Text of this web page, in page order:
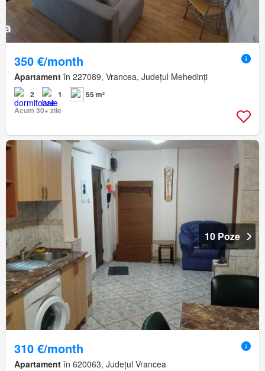
350 €/month
Apartament în 227089, Vrancea, Județul Mehedinți
2 1
55 m²
Acum 30+ zile
10 Poze
310 €/month
Apartament în 620063, Județul Vrancea